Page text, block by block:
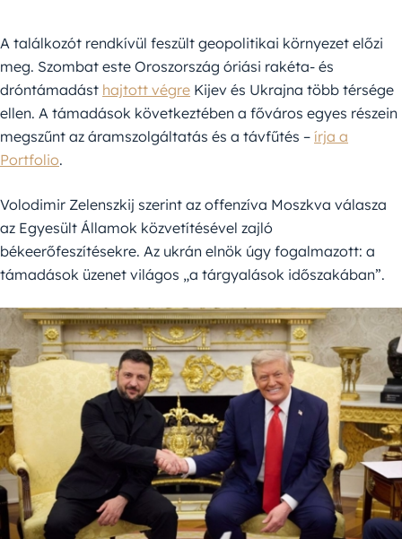
A találkozót rendkívül feszült geopolitikai környezet előzi
meg. Szombat este Oroszország óriási rakéta- és
dróntámadást hajtott végre Kijev és Ukrajna több térsége
ellen. A támadások következtében a főváros egyes részein
megszűnt az áramszolgáltatás és a távfűtés – írja a
Portfolio.
Volodimir Zelenszkij szerint az offenzíva Moszkva válasza
az Egyesült Államok közvetítésével zajló
békeerőfeszítésekre. Az ukrán elnök úgy fogalmazott: a
támadások üzenet világos „a tárgyalások időszakában”.